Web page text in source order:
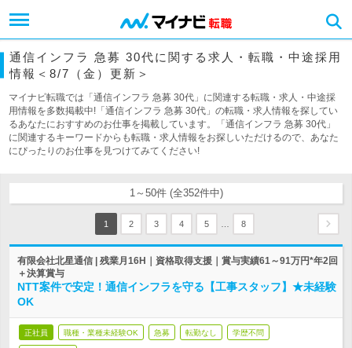
通信インフラ 急募 30代に関する求人・転職・中途採用
情報＜8/7（金）更新＞
マイナビ転職では「通信インフラ 急募 30代」に関連する転職・求人・中途採
用情報を多数掲載中!「通信インフラ 急募 30代」の転職・求人情報を探してい
るあなたにおすすめのお仕事を掲載しています。「通信インフラ 急募 30代」
に関連するキーワードからも転職・求人情報をお探しいただけるので、あなた
にぴったりのお仕事を見つけてみてください!
1～50件 (全352件中)
1 2 3 4 5 8
有限会社北星通信 | 残業月16H｜資格取得支援｜賞与実績61～91万円*年2回
＋決算賞与
NTT案件で安定！通信インフラを守る【工事スタッフ】★未経験
OK
正社員 職種・業種未経験OK 急募 転勤なし 学歴不問